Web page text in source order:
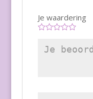
Je waardering